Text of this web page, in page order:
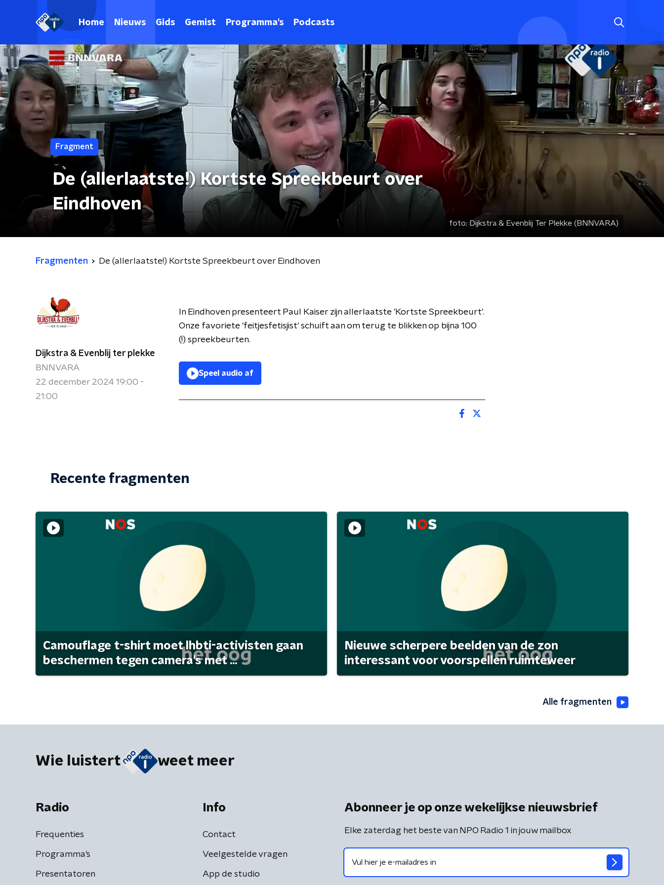
Home Nieuws Gids Gemist Programma's Podcasts
Fragment
De (allerlaatste!) Kortste Spreekbeurt over
Eindhoven
foto: Dijkstra & Evenblij Ter Plekke (BNNVARA)
Fragmenten De (allerlaatste!) Kortste Spreekbeurt over Eindhoven
Dijkstra & Evenblij ter plekke
BNNVARA
22 december 2024 19:00 -
21:00
In Eindhoven presenteert Paul Kaiser zijn allerlaatste 'Kortste Spreekbeurt'.
Onze favoriete 'feitjesfetisjist' schuift aan om terug te blikken op bijna 100
(!) spreekbeurten.
Speel audio af
Recente fragmenten
Camouflage t-shirt moet lhbti-activisten gaan
beschermen tegen camera's met ...
Nieuwe scherpere beelden van de zon
interessant voor voorspellen ruimteweer
Alle fragmenten
Wie luistert weet meer
Radio
Frequenties
Programma's
Presentatoren
Info
Contact
Veelgestelde vragen
App de studio
Abonneer je op onze wekelijkse nieuwsbrief
Elke zaterdag het beste van NPO Radio 1 in jouw mailbox